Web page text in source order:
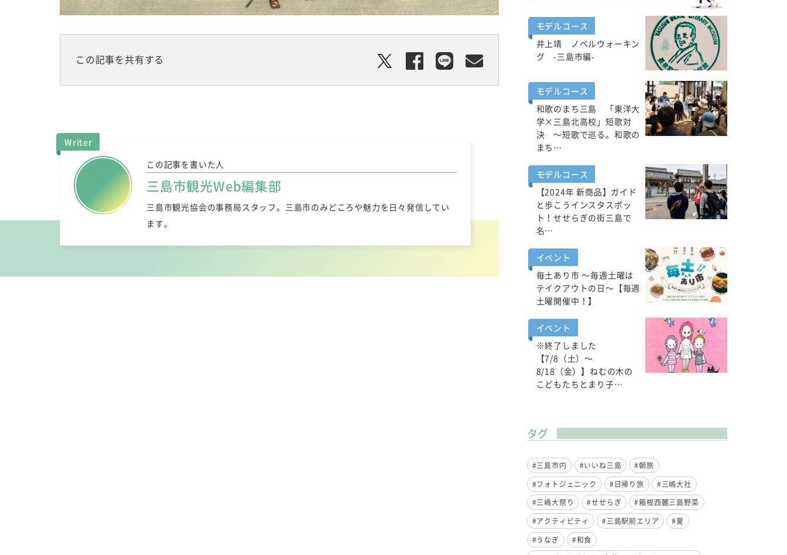
この記事を共有する
Writer
この記事を書いた人
三島市観光Web編集部
三島市観光協会の事務局スタッフ。三島市のみどころや魅力を日々発信してい
ます。
モデルコース
井上靖 ノベルウォーキン
グ -三島市編-
モデルコース
和歌のまち三島 「東洋大
学×三島北高校」短歌対
決 ～短歌で巡る。和歌の
まち…
モデルコース
【2024年 新商品】ガイド
と歩こうインスタスポッ
ト！せせらぎの街三島で
名…
イベント
毎土あり市 ～毎週土曜は
テイクアウトの日～【毎週
土曜開催中！】
イベント
※終了しました
【7/8（土）～
8/18（金）】ねむの木の
こどもたちとまり子…
タグ
#三島市内 #いいね三島
#朝旅
#フォトジェニック
#日帰り旅
#三嶋大社
#三嶋大祭り
#せせらぎ
#箱根西麓三島野菜
#アクティビティ
#三島駅前エリア
#夏
#うなぎ
#和食